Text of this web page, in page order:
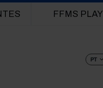
FFMS PLAY
PT